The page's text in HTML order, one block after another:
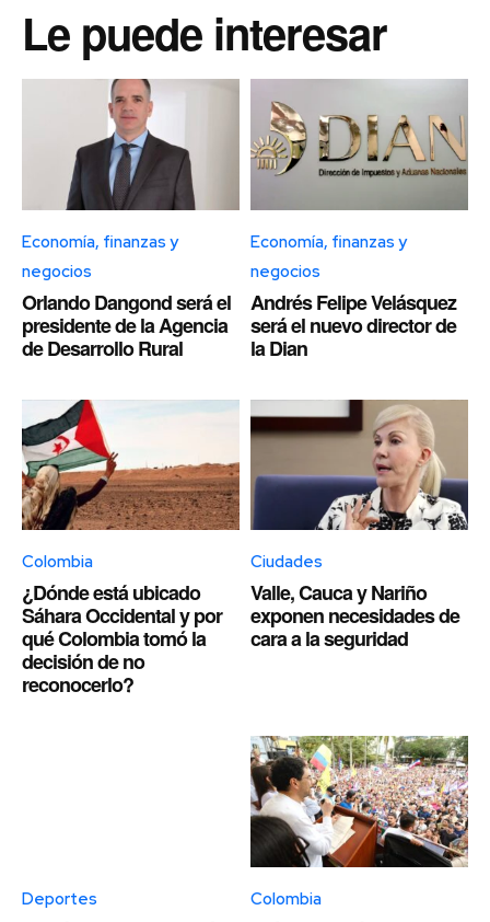
Le puede interesar
Economía, finanzas y
negocios
Orlando Dangond será el
presidente de la Agencia
de Desarrollo Rural
Economía, finanzas y
negocios
Andrés Felipe Velásquez
será el nuevo director de
la Dian
Colombia
¿Dónde está ubicado
Sáhara Occidental y por
qué Colombia tomó la
decisión de no
reconocerlo?
Ciudades
Valle, Cauca y Nariño
exponen necesidades de
cara a la seguridad
Deportes Colombia